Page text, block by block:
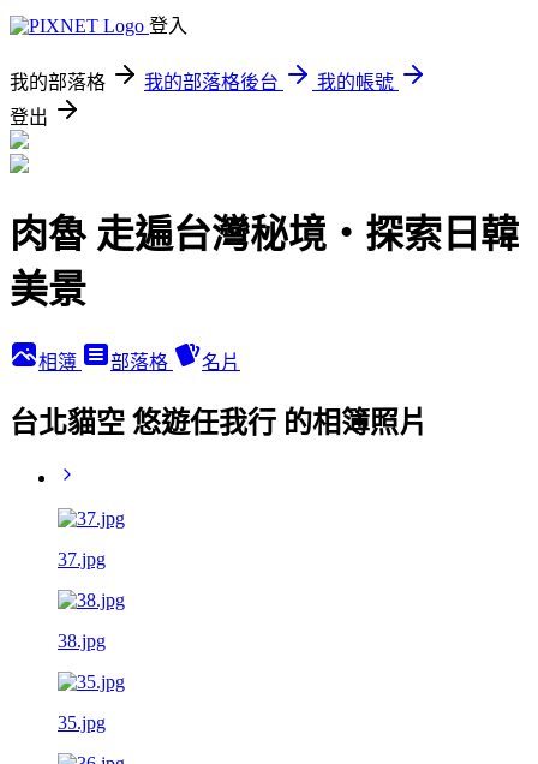
登入
我的部落格 我的部落格後台
我的帳號
登出
肉魯 走遍台灣秘境・探索日韓
美景
相簿 部落格 名片
台北貓空 悠遊任我行 的相簿照片
37.jpg
38.jpg
35.jpg